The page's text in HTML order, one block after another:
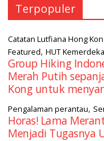
Terpopuler
Catatan Lutfiana Hong
Featured,HUT
Group Hiking
Merah Putih
Kong untuk
Pengalaman perantau,
Horas! Lama
Menjadi Tugasnya